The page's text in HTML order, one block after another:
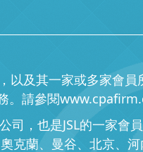
以及其一家或多家會
。請參閱
司，也是JSL的一家會
克蘭、曼谷、北京、